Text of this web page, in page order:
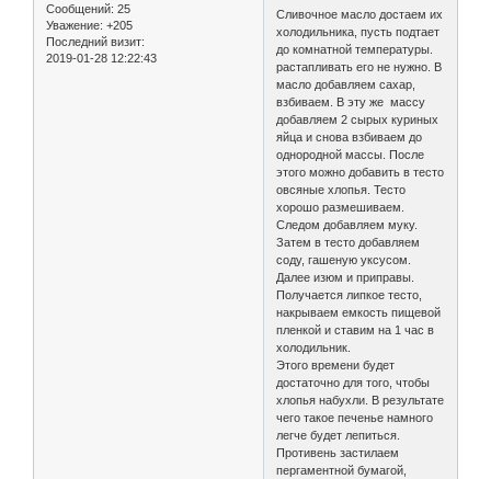
Сообщений: 25
Уважение: +205
Последний визит:
2019-01-28 12:22:43
Сливочное масло достаем их
холодильника, пусть подтает
до комнатной температуры.
растапливать его не нужно. В
масло добавляем сахар,
взбиваем. В эту же массу
добавляем 2 сырых куриных
яйца и снова взбиваем до
однородной массы. После
этого можно добавить в тесто
овсяные хлопья. Тесто
хорошо размешиваем.
Следом добавляем муку.
Затем в тесто добавляем
соду, гашеную уксусом.
Далее изюм и приправы.
Получается липкое тесто,
накрываем емкость пищевой
пленкой и ставим на 1 час в
холодильник.
Этого времени будет
достаточно для того, чтобы
хлопья набухли. В результате
чего такое печенье намного
легче будет лепиться.
Противень застилаем
пергаментной бумагой,